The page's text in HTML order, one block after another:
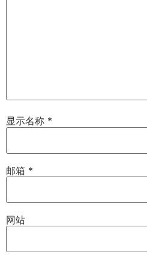
显示名称 *
邮箱 *
网站